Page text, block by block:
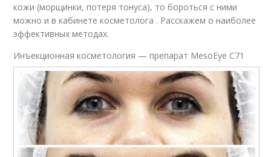
кожи (морщинки, потеря тонуса), то бороться с ними
можно и в кабинете косметолога . Расскажем о наиболее
эффективных методах.
Инъекционная косметология — препарат MesoEye С71